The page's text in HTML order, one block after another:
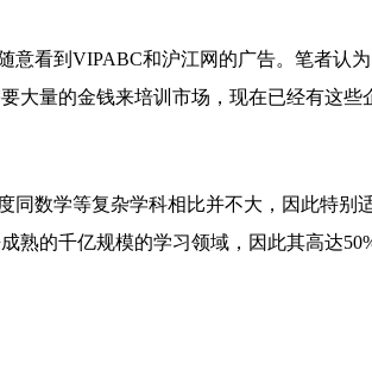
看到VIPABC和沪江网的广告。笔者认为
大量的金钱来培训市场，现在已经有这些
数学等复杂学科相比并不大，因此特别
熟的千亿规模的学习领域，因此其高达